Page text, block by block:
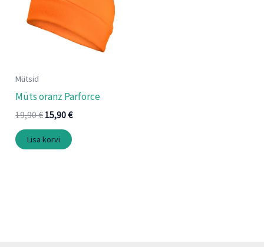
Mütsid
Müts oranz Parforce
19,90€ 15,90€
Lisa korvi